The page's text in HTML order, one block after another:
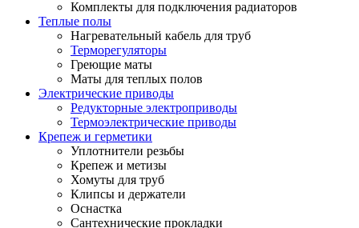
Комплекты для подключения радиаторов
Теплые полы
Нагревательный кабель для труб
Терморегуляторы
Греющие маты
Маты для теплых полов
Электрические приводы
Редукторные электроприводы
Термоэлектрические приводы
Крепеж и герметики
Уплотнители резьбы
Крепеж и метизы
Хомуты для труб
Клипсы и держатели
Оснастка
Сантехнические прокладки